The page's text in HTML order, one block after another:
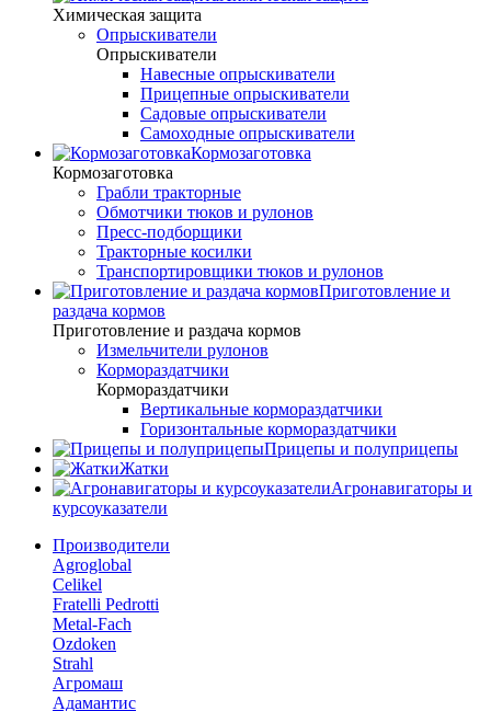
Химическая защита
Опрыскиватели
Опрыскиватели
Навесные опрыскиватели
Прицепные опрыскиватели
Садовые опрыскиватели
Самоходные опрыскиватели
Кормозаготовка
Кормозаготовка
Грабли тракторные
Обмотчики тюков и рулонов
Пресс-подборщики
Тракторные косилки
Транспортировщики тюков и рулонов
Приготовление и
раздача кормов
Приготовление и раздача кормов
Измельчители рулонов
Кормораздатчики
Кормораздатчики
Вертикальные кормораздатчики
Горизонтальные кормораздатчики
Прицепы и полуприцепы
Жатки
Агронавигаторы и
курсоуказатели
Производители
Agroglobal
Celikel
Fratelli Pedrotti
Metal-Fach
Ozdoken
Strahl
Агромаш
Адамантис